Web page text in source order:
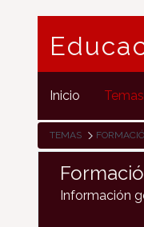
Inicio Temas
TEMAS
Información